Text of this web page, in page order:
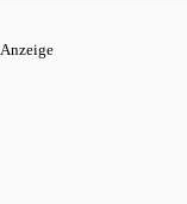
Anzeige